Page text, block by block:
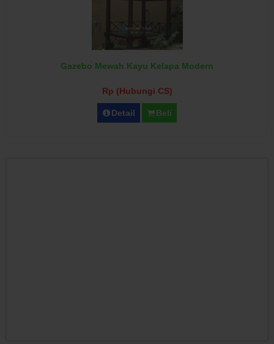
Gazebo Mewah Kayu Kelapa Modern
Rp (Hubungi CS)
Detail Beli